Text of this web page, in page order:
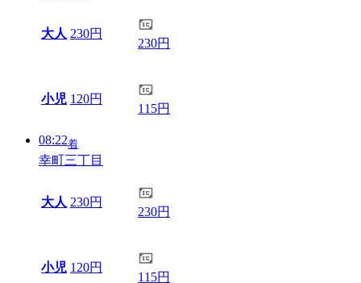
大人 230円
230円
小児 120円
115円
08:22着
幸町三丁目
大人 230円
230円
小児 120円
115円